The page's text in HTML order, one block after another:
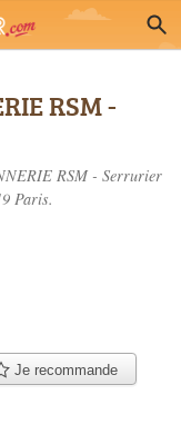
RSM -
RSM - Serrurier
Paris.
Je recommande